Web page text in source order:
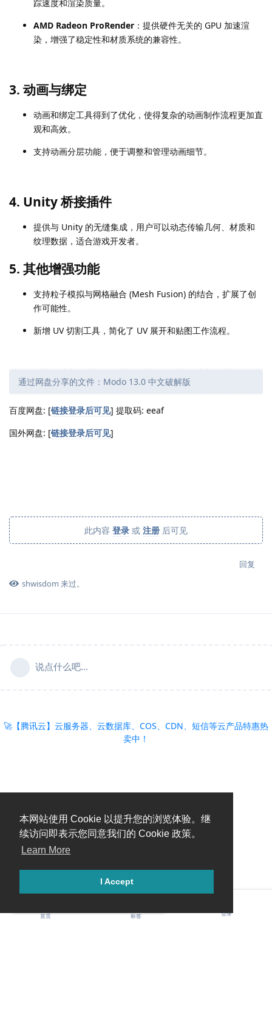
本网站使用 Cookie 以提升您的浏览体验。继
续访问即表示您同意我们的 Cookie 政策。
Learn More
I Accept
踪速度和渲染质量。
AMD Radeon ProRender ：提供硬件无关的 GPU 加速渲
染，增强了稳定性和材质系统的兼容性。
3. 动画与绑定
动画和绑定工具得到了优化，使得复杂的动画制作流程更加直
观和高效。
支持动画分层功能，便于调整和管理动画细节。
4. Unity 桥接插件
提供与 Unity 的无缝集成，用户可以动态传输几何、材质和
纹理数据，适合游戏开发者。
5. 其他增强功能
支持粒子模拟与网格融合 (Mesh Fusion) 的结合，扩展了创
作可能性。
新增 UV 切割工具，简化了 UV 展开和贴图工作流程。
通过网盘分享的文件：Modo 13.0 中文破解版
百度网盘: [链接登录后可见] 提取码: eeaf
国外网盘: [链接登录后可见]
此内容 登录 或 注册 后可见
回复
shwisdom 来过。
说点什么吧...
🚀【腾讯云】云服务器、云数据库、COS、CDN、短信等云产品特惠热
卖中！
糟糕，出错啦！请刷新页面重试。
首页 标签 登录